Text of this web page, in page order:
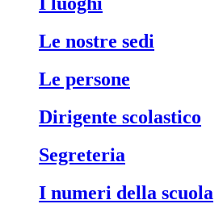
le nostre sedi
le persone
dirigente scolastico
segreteria
i numeri della scuola